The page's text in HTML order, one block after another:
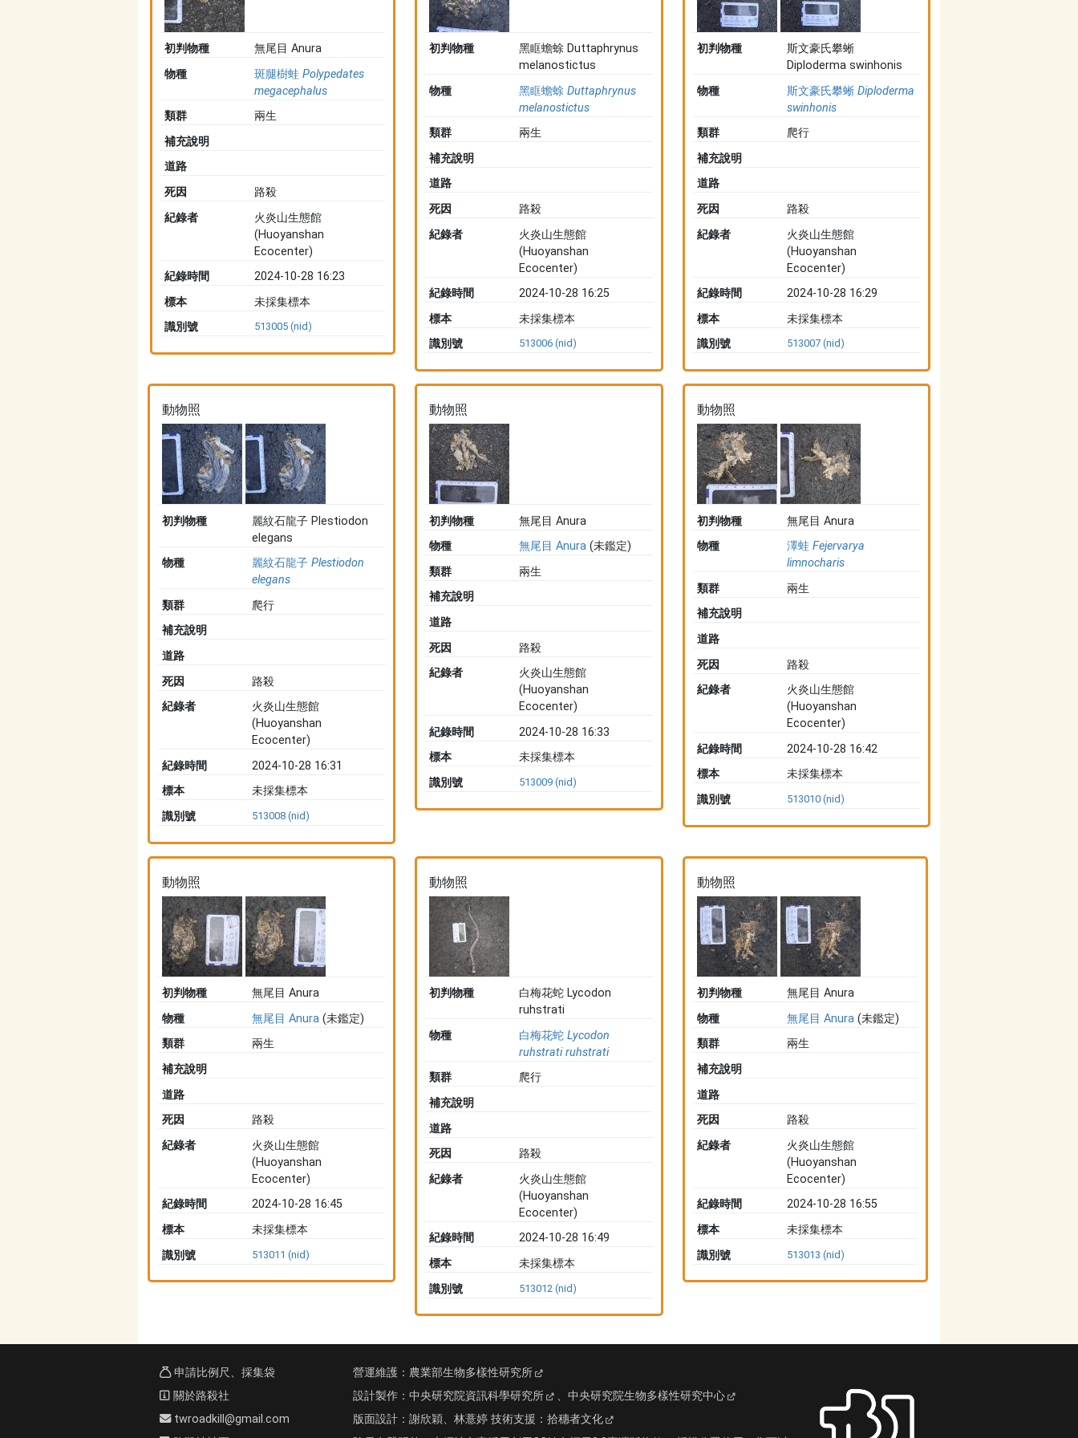
初判物種
無尾目 Anura
物種
斑腿樹蛙 Polypedates
megacephalus
類群
兩生
補充說明
道路
死因
路殺
紀錄者
火炎山生態館
(Huoyanshan
Ecocenter)
紀錄時間
2024-10-28 16:23
標本
未採集標本
識別號
513005 (nid)
初判物種
黑眶蟾蜍 Duttaphrynus
melanostictus
物種
黑眶蟾蜍Duttaphrynus
melanostictus
類群
兩生
補充說明
道路
死因
路殺
紀錄者
火炎山生態館
(Huoyanshan
Ecocenter)
紀錄時間
2024-10-28 16:25
標本
未採集標本
識別號
513006 (nid)
初判物種
斯文豪氏攀蜥
Diploderma swinhonis
物種
斯文豪氏攀蜥 Diploderma
swinhonis
類群
爬行
補充說明
道路
死因
路殺
紀錄者
火炎山生態館
(Huoyanshan
Ecocenter)
紀錄時間
2024-10-28 16:29
標本
未採集標本
識別號
513007 (nid)
動物照
初判物種
麗紋石龍子 Plestiodon
elegans
物種
麗紋石龍子 Plestiodon
elegans
類群
爬行
補充說明
道路
死因
路殺
紀錄者
火炎山生態館
(Huoyanshan
Ecocenter)
紀錄時間
2024-10-28 16:31
標本
未採集標本
識別號
513008 (nid)
動物照
初判物種
無尾目 Anura
物種
無尾目 Anura (未鑑定)
類群
兩生
補充說明
道路
死因
路殺
紀錄者
火炎山生態館
(Huoyanshan
Ecocenter)
紀錄時間
2024-10-28 16:33
標本
未採集標本
識別號
513009 (nid)
動物照
初判物種
無尾目 Anura
物種
澤蛙 Fejervarya
limnocharis
類群
兩生
補充說明
道路
死因
路殺
紀錄者
火炎山生態館
(Huoyanshan
Ecocenter)
紀錄時間
2024-10-28 16:42
標本
未採集標本
識別號
513010 (nid)
動物照
初判物種
無尾目 Anura
物種
無尾目 Anura (未鑑定)
類群
兩生
補充說明
道路
死因
路殺
紀錄者
火炎山生態館
(Huoyanshan
Ecocenter)
紀錄時間
2024-10-28 16:45
標本
未採集標本
識別號
513011 (nid)
動物照
初判物種
白梅花蛇 Lycodon
ruhstrati
物種
白梅花蛇Lycodon
ruhstratiruhstrati
類群
爬行
補充說明
道路
死因
路殺
紀錄者
火炎山生態館
(Huoyanshan
Ecocenter)
紀錄時間
2024-10-28 16:49
標本
未採集標本
識別號
513012 (nid)
動物照
初判物種
無尾目 Anura
物種
無尾目 Anura (未鑑定)
類群
兩生
補充說明
道路
死因
路殺
紀錄者
火炎山生態館
(Huoyanshan
Ecocenter)
紀錄時間
2024-10-28 16:55
標本
未採集標本
識別號
513013 (nid)
申請比例尺、採集袋
關於路殺社
twroadkill@gmail.com
營運維護： 農業部生物多樣性研究所
設計製作： 中央研究院資訊科學研究所 、 中央研究院生物多樣性研究中心
版面設計： 謝欣穎、林薏婷 技術支援： 拾穗者文化